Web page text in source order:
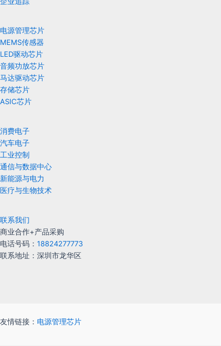
电源管理芯片
MEMS传感器
LED驱动芯片
音频功放芯片
马达驱动芯片
存储芯片
ASIC芯片
消费电子
汽车电子
工业控制
通信与数据中心
新能源与电力
医疗与生物技术
联系我们
商业合作+产品采购
电话号码： 18824277773
联系地址：深圳市龙华区
友情链接： 电源管理芯片